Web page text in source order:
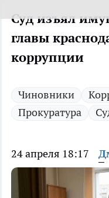
Суд изъял
главы
коррупции
Чиновники
Прокуратура
24 апреля 18:17